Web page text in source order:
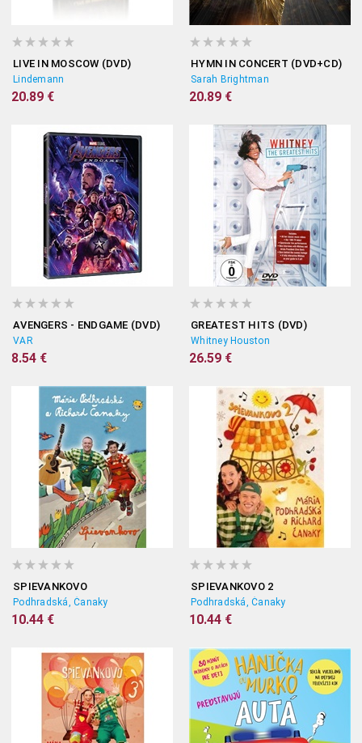
LIVE IN MOSCOW (DVD)
Lindemann
20.89 €
HYMN IN CONCERT (DVD+CD)
Sarah Brightman
20.89 €
AVENGERS - ENDGAME (DVD)
VAR
8.54 €
GREATEST HITS (DVD)
Whitney Houston
26.59 €
SPIEVANKOVO
Podhradská, Čanaky
10.44 €
SPIEVANKOVO 2
Podhradská, Čanaky
10.44 €